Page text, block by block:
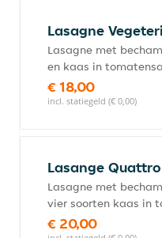
Lasagne
Lasagne met
en kaas in
€ 18,00
incl. statiegeld (€ 0,00)
Lasange
Lasagne met
vier soorten kaas in
€ 20,00